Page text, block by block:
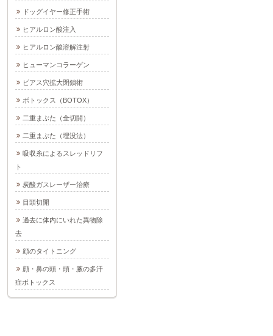
ドッグイヤー修正手術
ヒアルロン酸注入
ヒアルロン酸溶解注射
ヒューマンコラーゲン
ピアス穴拡大閉鎖術
ボトックス（BOTOX）
二重まぶた（全切開）
二重まぶた（埋没法）
吸収糸によるスレッドリフ
ト
炭酸ガスレーザー治療
目頭切開
過去に体内にいれた異物除
去
顔のタイトニング
顔・鼻の頭・頭・腋の多汗
症ボトックス